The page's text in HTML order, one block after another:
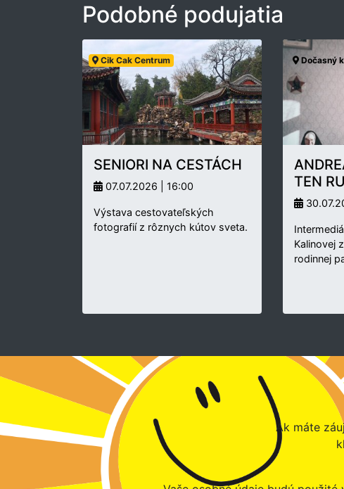
Podobné podujatia
Cik Cak Centrum
SENIORI NA CESTÁCH
07.07.2026 | 16:00
Výstava cestovateľských
fotografií z rôznych kútov sveta.
Dočasný
TEN
Kalinovej
rodinnej
Ak máte